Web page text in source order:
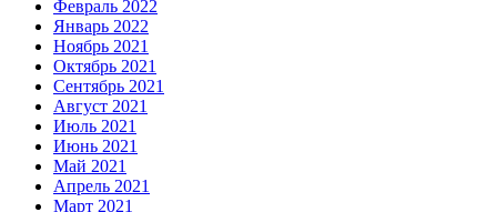
Февраль 2022
Январь 2022
Ноябрь 2021
Октябрь 2021
Сентябрь 2021
Август 2021
Июль 2021
Июнь 2021
Май 2021
Апрель 2021
Март 2021